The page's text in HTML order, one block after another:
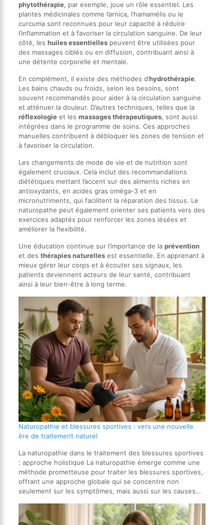
phytothérapie, par exemple, joue un rôle essentiel. Les
plantes médicinales comme l’arnica, l’hamamélis ou le
curcuma sont reconnues pour leur capacité à réduire
l’inflammation et à favoriser la circulation sanguine. De leur
côté, les huiles essentiellespeuvent être utilisées pour
des massages ciblés ou en diffusion, contribuant ainsi à
une détente corporelle et mentale.
En complément, il existe des méthodes d’hydrothérapie.
Les bains chauds ou froids, selon les besoins, sont
souvent recommandés pour aider à la circulation sanguine
et atténuer la douleur. D’autres techniques, telles que la
réflexologieet les massages thérapeutiques, sont aussi
intégrées dans le programme de soins. Ces approches
manuelles contribuent à débloquer les zones de tension et
à favoriser la circulation.
Les changements de mode de vie et de nutrition sont
également cruciaux. Cela inclut des recommandations
diététiques mettant l’accent sur des aliments riches en
antioxydants, en acides gras oméga-3 et en
micronutriments, qui facilitent la réparation des tissus. Le
naturopathe peut également orienter ses patients vers des
exercices adaptés pour renforcer les zones lésées et
améliorer la flexibilité.
Une éducation continue sur l’importance de la prévention
et des thérapies naturellesest essentielle. En apprenant à
mieux gérer leur corps et à écouter ses signaux, les
patients deviennent acteurs de leur santé, contribuant
ainsi à leur bien-être à long terme.
Naturopathie et blessures sportives : vers une nouvelle
ère de traitement naturel
La naturopathie dans le traitement des blessures sportives
: approche holistique La naturopathie émerge comme une
méthode prometteuse pour traiter les blessures sportives,
offrant une approche globale qui se concentre non
seulement sur les symptômes, mais aussi sur les causes…